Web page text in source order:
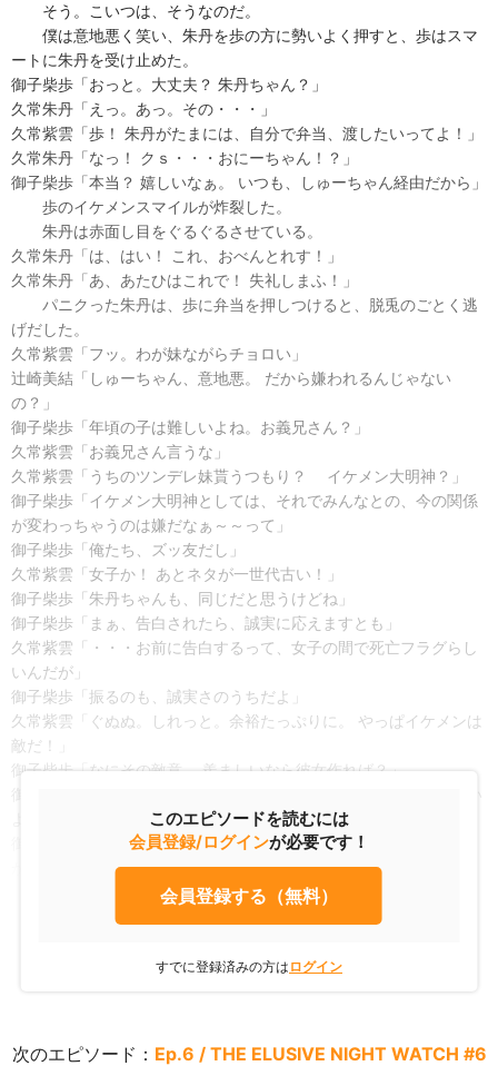
そう。こいつは、そうなのだ。
僕は意地悪く笑い、朱丹を歩の方に勢いよく押すと、歩はスマ
ートに朱丹を受け止めた。
御子柴歩「おっと。大丈夫？ 朱丹ちゃん？」
久常朱丹「えっ。あっ。その・・・」
久常紫雲「歩！ 朱丹がたまには、自分で弁当、渡したいってよ！」
久常朱丹「なっ！ クｓ・・・おにーちゃん！？」
御子柴歩「本当？ 嬉しいなぁ。 いつも、しゅーちゃん経由だから」
歩のイケメンスマイルが炸裂した。
朱丹は赤面し目をぐるぐるさせている。
久常朱丹「は、はい！ これ、おべんとれす！」
久常朱丹「あ、あたひはこれで！ 失礼しまふ！」
パニクった朱丹は、歩に弁当を押しつけると、脱兎のごとく逃
げだした。
久常紫雲「フッ。わが妹ながらチョロい」
辻崎美結「しゅーちゃん、意地悪。 だから嫌われるんじゃない
の？」
御子柴歩「年頃の子は難しいよね。お義兄さん？」
久常紫雲「お義兄さん言うな」
久常紫雲「うちのツンデレ妹貰うつもり？ イケメン大明神？」
御子柴歩「イケメン大明神としては、それでみんなとの、今の関係
が変わっちゃうのは嫌だなぁ～～って」
御子柴歩「俺たち、ズッ友だし」
久常紫雲「女子か！ あとネタが一世代古い！」
御子柴歩「朱丹ちゃんも、同じだと思うけどね」
御子柴歩「まぁ、告白されたら、誠実に応えますとも」
久常紫雲「・・・お前に告白するって、女子の間で死亡フラグらし
いんだが」
御子柴歩「振るのも、誠実さのうちだよ」
久常紫雲「ぐぬぬ。しれっと。余裕たっぷりに。 やっぱイケメンは
敵だ！」
御子柴歩「なにその敵意。 羨ましいなら彼女作れば？」
御子柴歩「この経験豊富なイケメン大明神が、サポートしよう
このエピソードを読むには
会員登録/ログインが必要です！
会員登録する（無料）
すでに登録済みの方は ログイン
次のエピソード： Ep.6 / THE ELUSIVE NIGHT WATCH #6